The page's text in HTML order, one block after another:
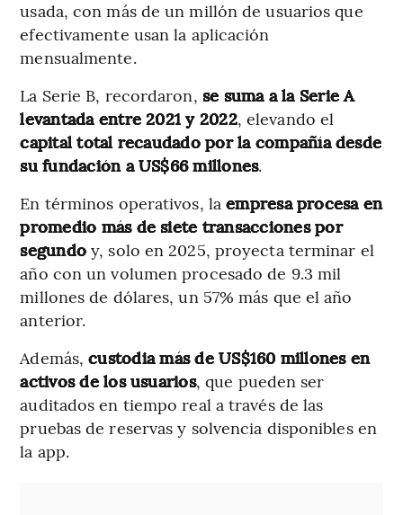
usada, con más de un millón de usuarios que
efectivamente usan la aplicación
mensualmente.
La Serie B, recordaron, se suma a la Serie A
levantada entre 2021 y 2022, elevando el
capital total recaudado por la compañía desde
su fundación a US$66 millones.
En términos operativos, laempresa procesa en
promedio más de siete transacciones por
segundo y, solo en 2025, proyecta terminar el
año con un volumen procesado de 9.3 mil
millones de dólares, un 57% más que el año
anterior.
Además,custodia más de US$160 millones en
activos de los usuarios, que pueden ser
auditados en tiempo real a través de las
pruebas de reservas y solvencia disponibles en
la app.